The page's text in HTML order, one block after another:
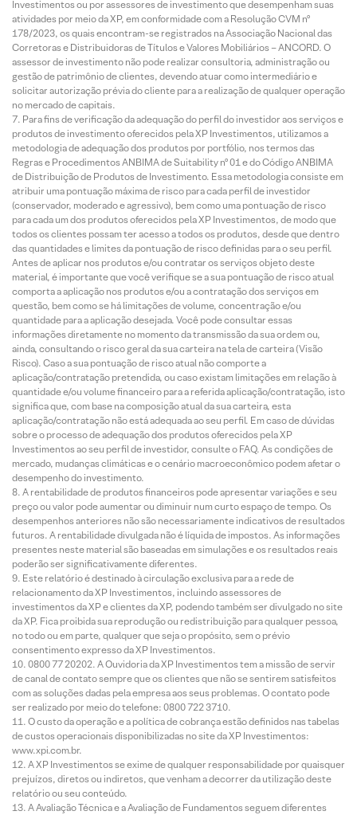
Investimentos ou por assessores de investimento que desempenham suas
atividades por meio da XP, em conformidade com a Resolução CVM nº
178/2023, os quais encontram-se registrados na Associação Nacional das
Corretoras e Distribuidoras de Títulos e Valores Mobiliários – ANCORD. O
assessor de investimento não pode realizar consultoria, administração ou
gestão de patrimônio de clientes, devendo atuar como intermediário e
solicitar autorização prévia do cliente para a realização de qualquer operação
no mercado de capitais.
Para fins de verificação da adequação do perfil do investidor aos serviços e
produtos de investimento oferecidos pela XP Investimentos, utilizamos a
metodologia de adequação dos produtos por portfólio, nos termos das
Regras e Procedimentos ANBIMA de Suitability nº 01 e do Código ANBIMA
de Distribuição de Produtos de Investimento. Essa metodologia consiste em
atribuir uma pontuação máxima de risco para cada perfil de investidor
(conservador, moderado e agressivo), bem como uma pontuação de risco
para cada um dos produtos oferecidos pela XP Investimentos, de modo que
todos os clientes possam ter acesso a todos os produtos, desde que dentro
das quantidades e limites da pontuação de risco definidas para o seu perfil.
Antes de aplicar nos produtos e/ou contratar os serviços objeto deste
material, é importante que você verifique se a sua pontuação de risco atual
comporta a aplicação nos produtos e/ou a contratação dos serviços em
questão, bem como se há limitações de volume, concentração e/ou
quantidade para a aplicação desejada. Você pode consultar essas
informações diretamente no momento da transmissão da sua ordem ou,
ainda, consultando o risco geral da sua carteira na tela de carteira (Visão
Risco). Caso a sua pontuação de risco atual não comporte a
aplicação/contratação pretendida, ou caso existam limitações em relação à
quantidade e/ou volume financeiro para a referida aplicação/contratação, isto
significa que, com base na composição atual da sua carteira, esta
aplicação/contratação não está adequada ao seu perfil. Em caso de dúvidas
sobre o processo de adequação dos produtos oferecidos pela XP
Investimentos ao seu perfil de investidor, consulte o FAQ. As condições de
mercado, mudanças climáticas e o cenário macroeconômico podem afetar o
desempenho do investimento.
A rentabilidade de produtos financeiros pode apresentar variações e seu
preço ou valor pode aumentar ou diminuir num curto espaço de tempo. Os
desempenhos anteriores não são necessariamente indicativos de resultados
futuros. A rentabilidade divulgada não é líquida de impostos. As informações
presentes neste material são baseadas em simulações e os resultados reais
poderão ser significativamente diferentes.
Este relatório é destinado à circulação exclusiva para a rede de
relacionamento da XP Investimentos, incluindo assessores de
investimentos da XP e clientes da XP, podendo também ser divulgado no site
da XP. Fica proibida sua reprodução ou redistribuição para qualquer pessoa,
no todo ou em parte, qualquer que seja o propósito, sem o prévio
consentimento expresso da XP Investimentos.
0800 77 20202. A Ouvidoria da XP Investimentos tem a missão de servir
de canal de contato sempre que os clientes que não se sentirem satisfeitos
com as soluções dadas pela empresa aos seus problemas. O contato pode
ser realizado por meio do telefone: 0800 722 3710.
O custo da operação e a política de cobrança estão definidos nas tabelas
de custos operacionais disponibilizadas no site da XP Investimentos:
www.xpi.com.br.
A XP Investimentos se exime de qualquer responsabilidade por quaisquer
prejuízos, diretos ou indiretos, que venham a decorrer da utilização deste
relatório ou seu conteúdo.
A Avaliação Técnica e a Avaliação de Fundamentos seguem diferentes